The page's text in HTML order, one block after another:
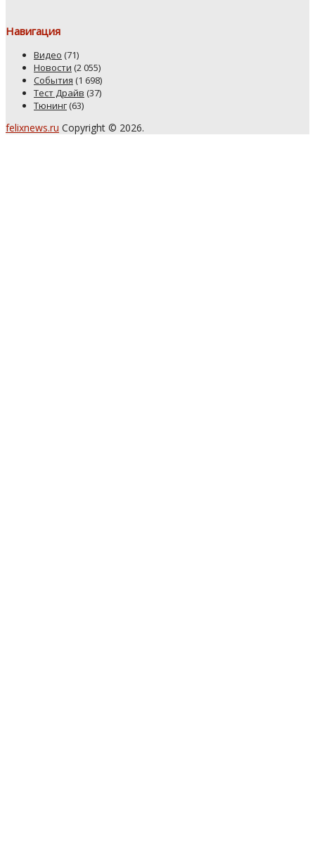
Навигация
Видео (71)
Новости (2 055)
События (1 698)
Тест Драйв (37)
Тюнинг (63)
felixnews.ru Copyright © 2026.